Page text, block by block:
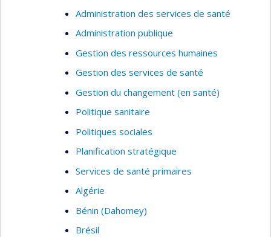
Administration des services de santé
Administration publique
Gestion des ressources humaines
Gestion des services de santé
Gestion du changement (en santé)
Politique sanitaire
Politiques sociales
Planification stratégique
Services de santé primaires
Algérie
Bénin (Dahomey)
Brésil